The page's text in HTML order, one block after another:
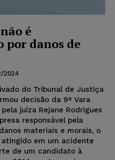
é
por danos de
2024
do Tribunal de Justiça
decisão da 9ª Vara
juíza Rejane Rodrigues
responsável pela
materiais e morais, o
em um acidente
de um candidato à